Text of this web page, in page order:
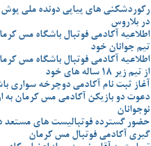
رکوردشکنی های پیاپی دونده ملی
در بلاروس
اطلاعیه آکادمی فوتبال باشگاه مس
تیم جوانان خود
اطلاعیه آکادمی فوتبال باشگاه مس
از تیم زیر 18 ساله های خود
آغاز ثبت نام آکادمی دوچرخه سواری
دعوت دو بازیکن آکادمی مس کرمان به
نوجوانان
حضور گسترده فوتبالیست های مستعد
گیری آکادمی فوتبال مس کرمان